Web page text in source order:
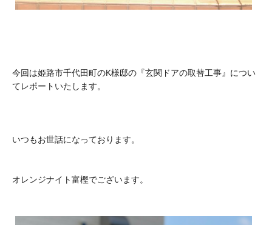
今回は姫路市千代田町のK様邸の『玄関ドアの取替工事』につい
てレポートいたします。
いつもお世話になっております。
オレンジナイト富樫でございます。